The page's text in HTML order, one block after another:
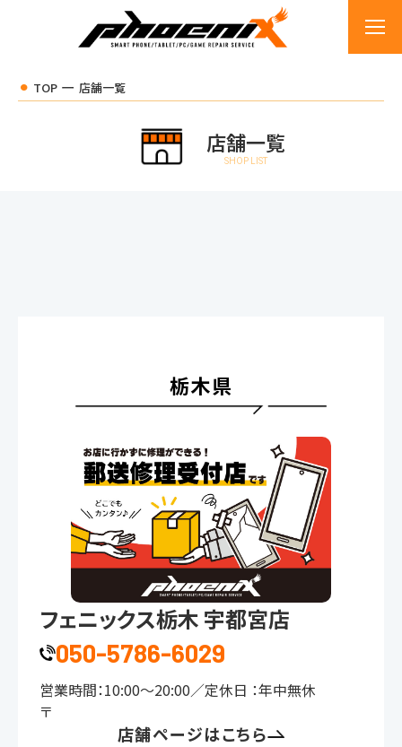
TOP 店舗一覧
店舗一覧
SHOP LIST
栃木県
フェニックス栃木 宇都宮店
050-5786-6029
営業時間：10:00～20:00／定休⽇ ：年中無休
〒
店舗ページはこちら